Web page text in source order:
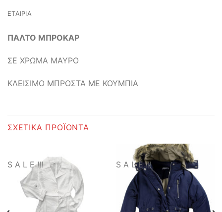
ΕΤΑΙΡΊΑ
ΠΑΛΤΟ ΜΠΡΟΚΑΡ
ΣΕ ΧΡΩΜΑ ΜΑΥΡΟ
ΚΛΕΙΣΙΜΟ ΜΠΡΟΣΤΑ ΜΕ ΚΟΥΜΠΙΑ
ΣΧΕΤΙΚΆ ΠΡΟΪΌΝΤΑ
S A L E !!! S A L E !!!